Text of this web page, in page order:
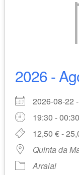
2026 -
2026-08-22
19:30 - 00:30
12,50 € -
Quinta da
Arraial